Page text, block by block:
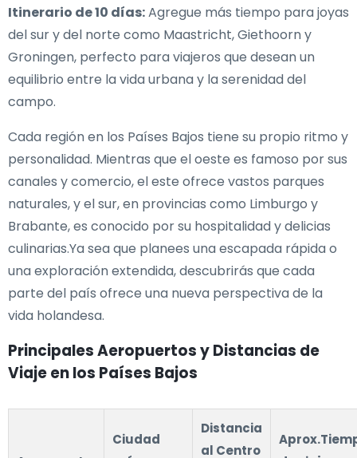
Itinerario de 10 días:Agregue más tiempo para joyas
del sur y del norte como Maastricht, Giethoorn y
Groningen, perfecto para viajeros que desean un
equilibrio entre la vida urbana y la serenidad del
campo.
Cada región en los Países Bajos tiene su propio ritmo y
personalidad. Mientras que el oeste es famoso por sus
canales y comercio, el este ofrece vastos parques
naturales, y el sur, en provincias como Limburgo y
Brabante, es conocido por su hospitalidad y delicias
culinarias.Ya sea que planees una escapada rápida o
una exploración extendida, descubrirás que cada
parte del país ofrece una nueva perspectiva de la
vida holandesa.
Principales Aeropuertos y Distancias de
Viaje en los Países Bajos
Ciudad
Distancia
al Centro